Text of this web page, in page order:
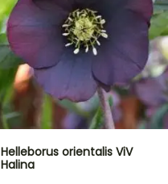
Helleborus orientalis ViV
Halina